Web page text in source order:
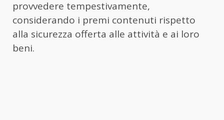
provvedere tempestivamente,
considerando i premi contenuti rispetto
alla sicurezza offerta alle attività e ai loro
beni.